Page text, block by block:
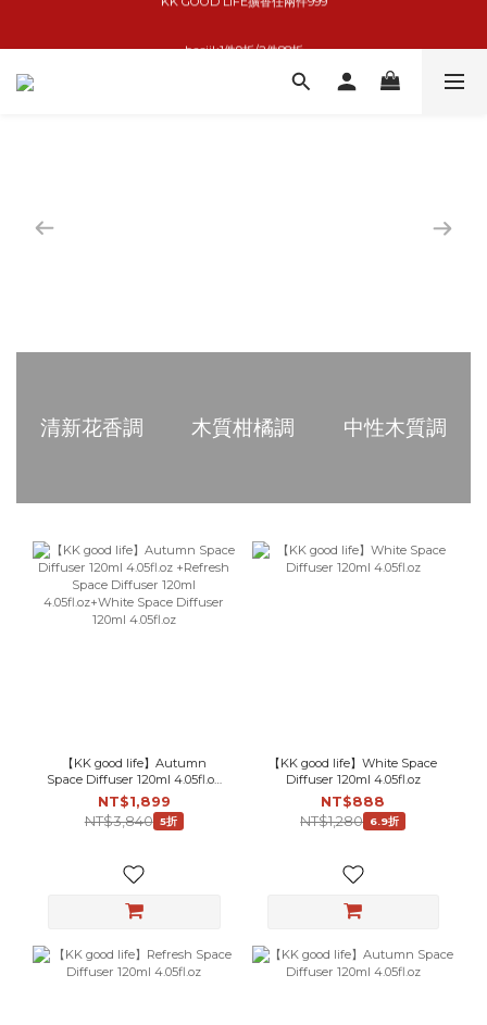
清新花香調 木質柑橘調 中性木質調
【KK good life】Autumn
Space Diffuser 120ml 4.05fl.oz
+Refresh Space Diffuser 120ml
4.05fl.oz+White Space Diffuser
120ml 4.05fl.oz
NT$1,899
NT$3,840 5折
【KK good life】White Space
Diffuser 120ml 4.05fl.oz
NT$888
NT$1,280
6.9折